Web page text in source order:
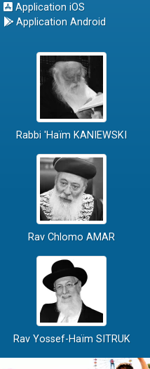
Application iOS
Application Android
Rabbi 'Haïm KANIEWSKI
Rav Chlomo AMAR
Rav Yossef-Haïm SITRUK